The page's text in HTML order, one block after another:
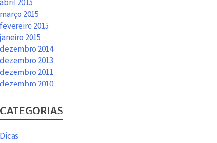
abril 2015
março 2015
fevereiro 2015
janeiro 2015
dezembro 2014
dezembro 2013
dezembro 2011
dezembro 2010
CATEGORIAS
Dicas